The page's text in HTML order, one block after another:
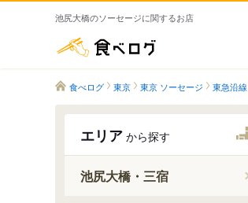
池尻大橋のソーセージに関するお店
食べログ 東京 東京 ソーセージ 東急沿
エリア から探す
池尻大橋・三宿